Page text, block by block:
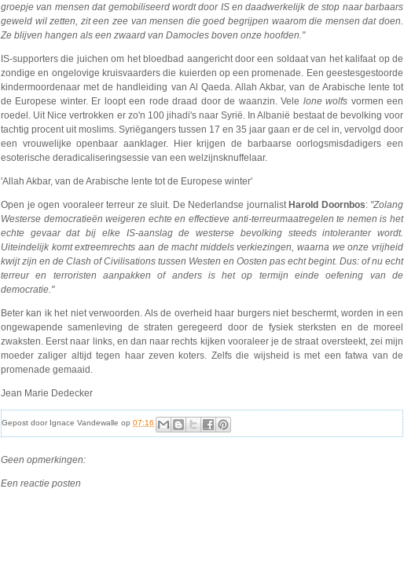
groepje van mensen dat gemobiliseerd wordt door IS en daadwerkelijk de stop naar barbaars
geweld wil zetten, zit een zee van mensen die goed begrijpen waarom die mensen dat doen.
Ze blijven hangen als een zwaard van Damocles boven onze hoofden."
IS-supporters die juichen om het bloedbad aangericht door een soldaat van het kalifaat op de
zondige en ongelovige kruisvaarders die kuierden op een promenade. Een geestesgestoorde
kindermoordenaar met de handleiding van Al Qaeda. Allah Akbar, van de Arabische lente tot
de Europese winter. Er loopt een rode draad door de waanzin. Vele lone wolfs vormen een
roedel. Uit Nice vertrokken er zo'n 100 jihadi's naar Syrië. In Albanië bestaat de bevolking voor
tachtig procent uit moslims. Syriëgangers tussen 17 en 35 jaar gaan er de cel in, vervolgd door
een vrouwelijke openbaar aanklager. Hier krijgen de barbaarse oorlogsmisdadigers een
esoterische deradicaliseringsessie van een welzijnsknuffelaar.
'Allah Akbar, van de Arabische lente tot de Europese winter'
Open je ogen vooraleer terreur ze sluit. De Nederlandse journalist Harold Doornbos: "Zolang
Westerse democratieën weigeren echte en effectieve anti-terreurmaatregelen te nemen is het
echte gevaar dat bij elke IS-aanslag de westerse bevolking steeds intoleranter wordt.
Uiteindelijk komt extreemrechts aan de macht middels verkiezingen, waarna we onze vrijheid
kwijt zijn en de Clash of Civilisations tussen Westen en Oosten pas echt begint. Dus: of nu echt
terreur en terroristen aanpakken of anders is het op termijn einde oefening van de
democratie."
Beter kan ik het niet verwoorden. Als de overheid haar burgers niet beschermt, worden in een
ongewapende samenleving de straten geregeerd door de fysiek sterksten en de moreel
zwaksten. Eerst naar links, en dan naar rechts kijken vooraleer je de straat oversteekt, zei mijn
moeder zaliger altijd tegen haar zeven koters. Zelfs die wijsheid is met een fatwa van de
promenade gemaaid.
Jean Marie Dedecker
Gepost door Ignace Vandewalle op 07:16
Geen opmerkingen:
Een reactie posten